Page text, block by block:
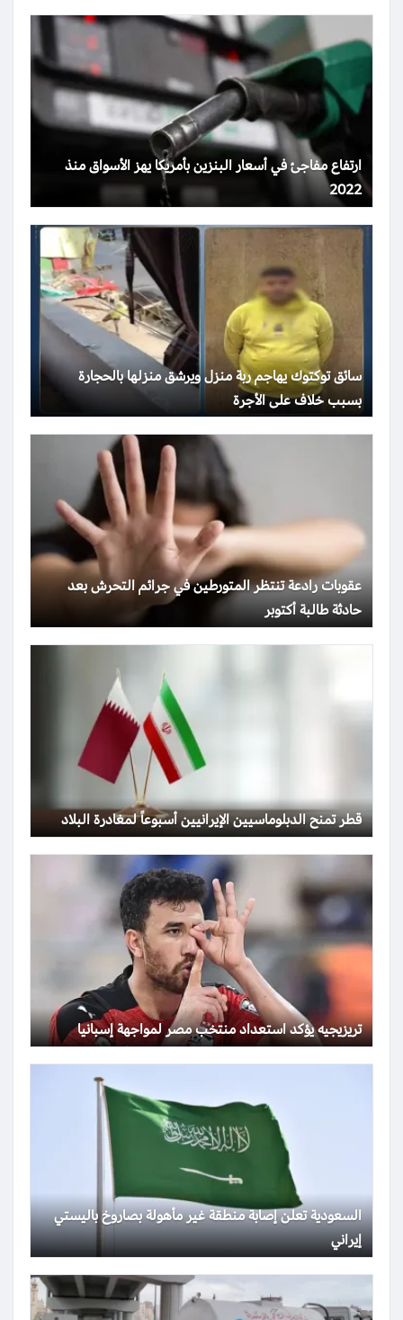
ارتفاع مفاجئ في أسعار البنزين بأمريكا يهز الأسواق منذ
2022
سائق توكتوك يهاجم ربة منزل ويرشق منزلها بالحجارة
بسبب خلاف على الأجرة
عقوبات رادعة تنتظر المتورطين في جرائم التحرش بعد
حادثة طالبة أكتوبر
قطر تمنح الدبلوماسيين الإيرانيين أسبوعاً لمغادرة البلاد
تريزيجيه يؤكد استعداد منتخب مصر لمواجهة إسبانيا
السعودية تعلن إصابة منطقة غير مأهولة بصاروخ باليستي
إيراني